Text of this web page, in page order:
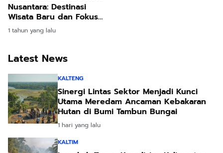
Nusantara: Destinasi
Wisata Baru dan Fokus
pada Pembangunan
Wilayah Penyangga
1 tahun yang lalu
Latest News
KALTENG
Sinergi Lintas Sektor Menjadi Kunci
Utama Meredam Ancaman Kebakaran
Hutan di Bumi Tambun Bungai
1 hari yang lalu
KALTIM